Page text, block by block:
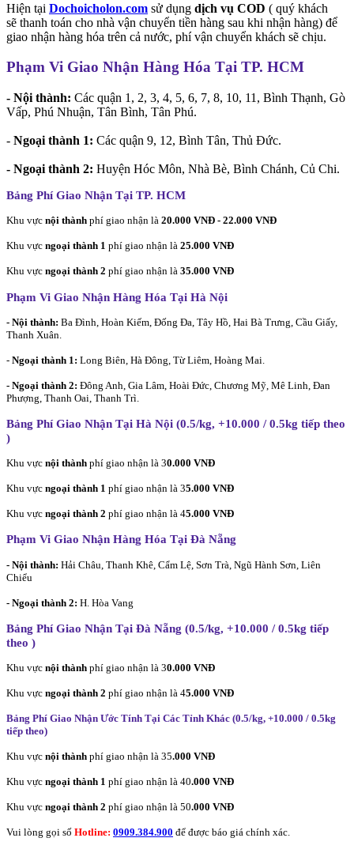
Hiện tại Dochoicholon.com sử dụng dịch vụ COD ( quý khách
sẽ thanh toán cho nhà vận chuyển tiền hàng sau khi nhận hàng) để
giao nhận hàng hóa trên cả nước, phí vận chuyển khách sẽ chịu.
Phạm Vi Giao Nhận Hàng Hóa Tại TP. HCM
- Nội thành: Các quận 1, 2, 3, 4, 5, 6, 7, 8, 10, 11, Bình Thạnh, Gò
Vấp, Phú Nhuận, Tân Bình, Tân Phú.
- Ngoại thành 1: Các quận 9, 12, Bình Tân, Thủ Đức.
- Ngoại thành 2: Huyện Hóc Môn, Nhà Bè, Bình Chánh, Củ Chi.
Bảng Phí Giao Nhận Tại TP. HCM
Khu vực nội thành phí giao nhận là 20.000 VNĐ - 22.000 VNĐ
Khu vực ngoại thành 1 phí giao nhận là 25.000 VNĐ
Khu vực ngoại thành 2 phí giao nhận là 35.000 VNĐ
Phạm Vi Giao Nhận Hàng Hóa Tại Hà Nội
- Nội thành: Ba Đình, Hoàn Kiếm, Đống Đa, Tây Hồ, Hai Bà Trưng, Cầu Giấy,
Thanh Xuân.
- Ngoại thành 1: Long Biên, Hà Đông, Từ Liêm, Hoàng Mai.
- Ngoại thành 2: Đông Anh, Gia Lâm, Hoài Đức, Chương Mỹ, Mê Linh, Đan
Phượng, Thanh Oai, Thanh Trì.
Bảng Phí Giao Nhận Tại Hà Nội (0.5/kg, +10.000 / 0.5kg tiếp theo
)
Khu vực nội thành phí giao nhận là 30.000 VNĐ
Khu vực ngoại thành 1 phí giao nhận là 35.000 VNĐ
Khu vực ngoại thành 2 phí giao nhận là 45.000 VNĐ
Phạm Vi Giao Nhận Hàng Hóa Tại Đà Nẵng
- Nội thành: Hải Châu, Thanh Khê, Cẩm Lệ, Sơn Trà, Ngũ Hành Sơn, Liên
Chiểu
- Ngoại thành 2: H. Hòa Vang
Bảng Phí Giao Nhận Tại Đà Nẵng (0.5/kg, +10.000 / 0.5kg tiếp
theo )
Khu vực nội thành phí giao nhận là 30.000 VNĐ
Khu vực ngoại thành 2 phí giao nhận là 45.000 VNĐ
Bảng Phí Giao Nhận Ước Tính Tại Các Tỉnh Khác (0.5/kg, +10.000 / 0.5kg
tiếp theo)
Khu vực nội thành phí giao nhận là 35.000 VNĐ
Khu vực ngoại thành 1 phí giao nhận là 40.000 VNĐ
Khu vực ngoại thành 2 phí giao nhận là 50.000 VNĐ
Vui lòng gọi số Hotline: 0909.384.900 để được báo giá chính xác.